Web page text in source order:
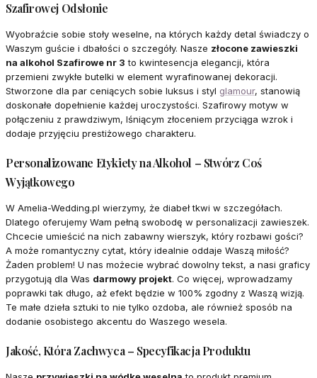
Szafirowej Odsłonie
Wyobraźcie sobie stoły weselne, na których każdy detal świadczy o
Waszym guście i dbałości o szczegóły. Nasze złocone zawieszki
na alkohol Szafirowe nr 3 to kwintesencja elegancji, która
przemieni zwykłe butelki w element wyrafinowanej dekoracji.
Stworzone dla par ceniących sobie luksus i styl glamour, stanowią
doskonałe dopełnienie każdej uroczystości. Szafirowy motyw w
połączeniu z prawdziwym, lśniącym złoceniem przyciąga wzrok i
dodaje przyjęciu prestiżowego charakteru.
Personalizowane Etykiety na Alkohol – Stwórz Coś
Wyjątkowego
W Amelia-Wedding.pl wierzymy, że diabeł tkwi w szczegółach.
Dlatego oferujemy Wam pełną swobodę w personalizacji zawieszek.
Chcecie umieścić na nich zabawny wierszyk, który rozbawi gości?
A może romantyczny cytat, który idealnie oddaje Waszą miłość?
Żaden problem! U nas możecie wybrać dowolny tekst, a nasi graficy
przygotują dla Was darmowy projekt. Co więcej, wprowadzamy
poprawki tak długo, aż efekt będzie w 100% zgodny z Waszą wizją.
Te małe dzieła sztuki to nie tylko ozdoba, ale również sposób na
dodanie osobistego akcentu do Waszego wesela.
Jakość, Która Zachwyca – Specyfikacja Produktu